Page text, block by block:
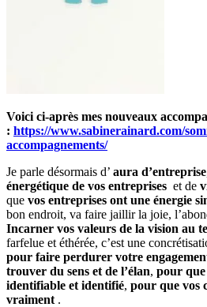
Voici ci-après mes nouveaux
: https://www.sabinerainard.com/
accompagnements/
Je parle désormais d’ aura d’entreprise
énergétique de vos entreprises et de
que vos entreprises ont une énergie
bon endroit, va faire jaillir la joie,
Incarner vos valeurs de la vision au
farfelue et éthérée, c’est une
pour faire perdurer votre
trouver du sens et de l’élan, pour que
identifiable et identifié, pour que vos
vraiment .